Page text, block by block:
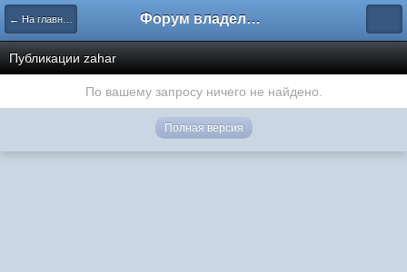
← На главную Форум владельцев интернет-магазинов
Публикации zahar
По вашему запросу ничего не найдено.
Полная версия